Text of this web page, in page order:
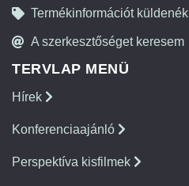
Termékinformációt küldenék
A szerkesztőséget keresem
TERVLAP MENÜ
Hírek
Konferenciaajánló
Perspektíva kisfilmek